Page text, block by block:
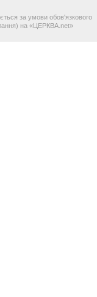
за умови обов'язкового
на «ЦЕРКВА.net»